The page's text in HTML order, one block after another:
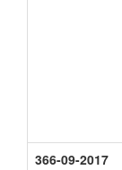
366-09-2017